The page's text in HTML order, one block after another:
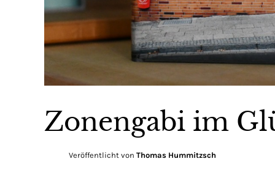
Zonengabi im
Veröffentlicht von Thomas Hummitzsch